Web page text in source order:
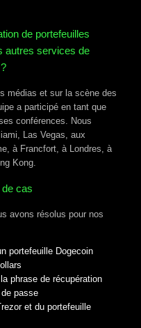
de portefeuilles
autres services de
médias et sur la scène des
a participé en tant que
conférences. Nous
Las Vegas, aux
à Francfort, à Londres, à
Kong.
cas
avons résolus pour nos
portefeuille Dogecoin
phrase de récupération
passe
et du portefeuille